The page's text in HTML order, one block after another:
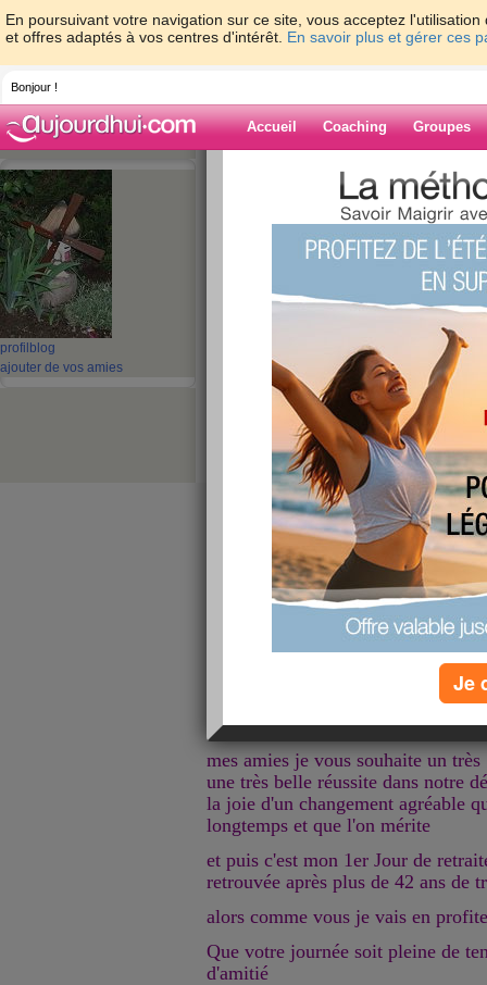
En poursuivant votre navigation sur ce site, vous acceptez
et offres adaptés à vos centres d'intérêt. En savoir plus et gérer ces
Bonjour !
Accueil Coaching Groupes
profil blog
ajouter de vos amies
> > "JOYEUX
Blog de guel23
"JOYEUX
Aujourd'hui est une journée très
c'est l'anniversaire de 2
"Nicolas66" et
mes amies je vous souhaite un
une très belle réussite dans notre
la joie d'un changement agréable
longtemps et que l'on mérite
et puis c'est mon 1er Jour de
retrouvée après plus de 42 ans de
alors comme vous je vais en
Que votre journée soit pleine de
d'amitié
Je